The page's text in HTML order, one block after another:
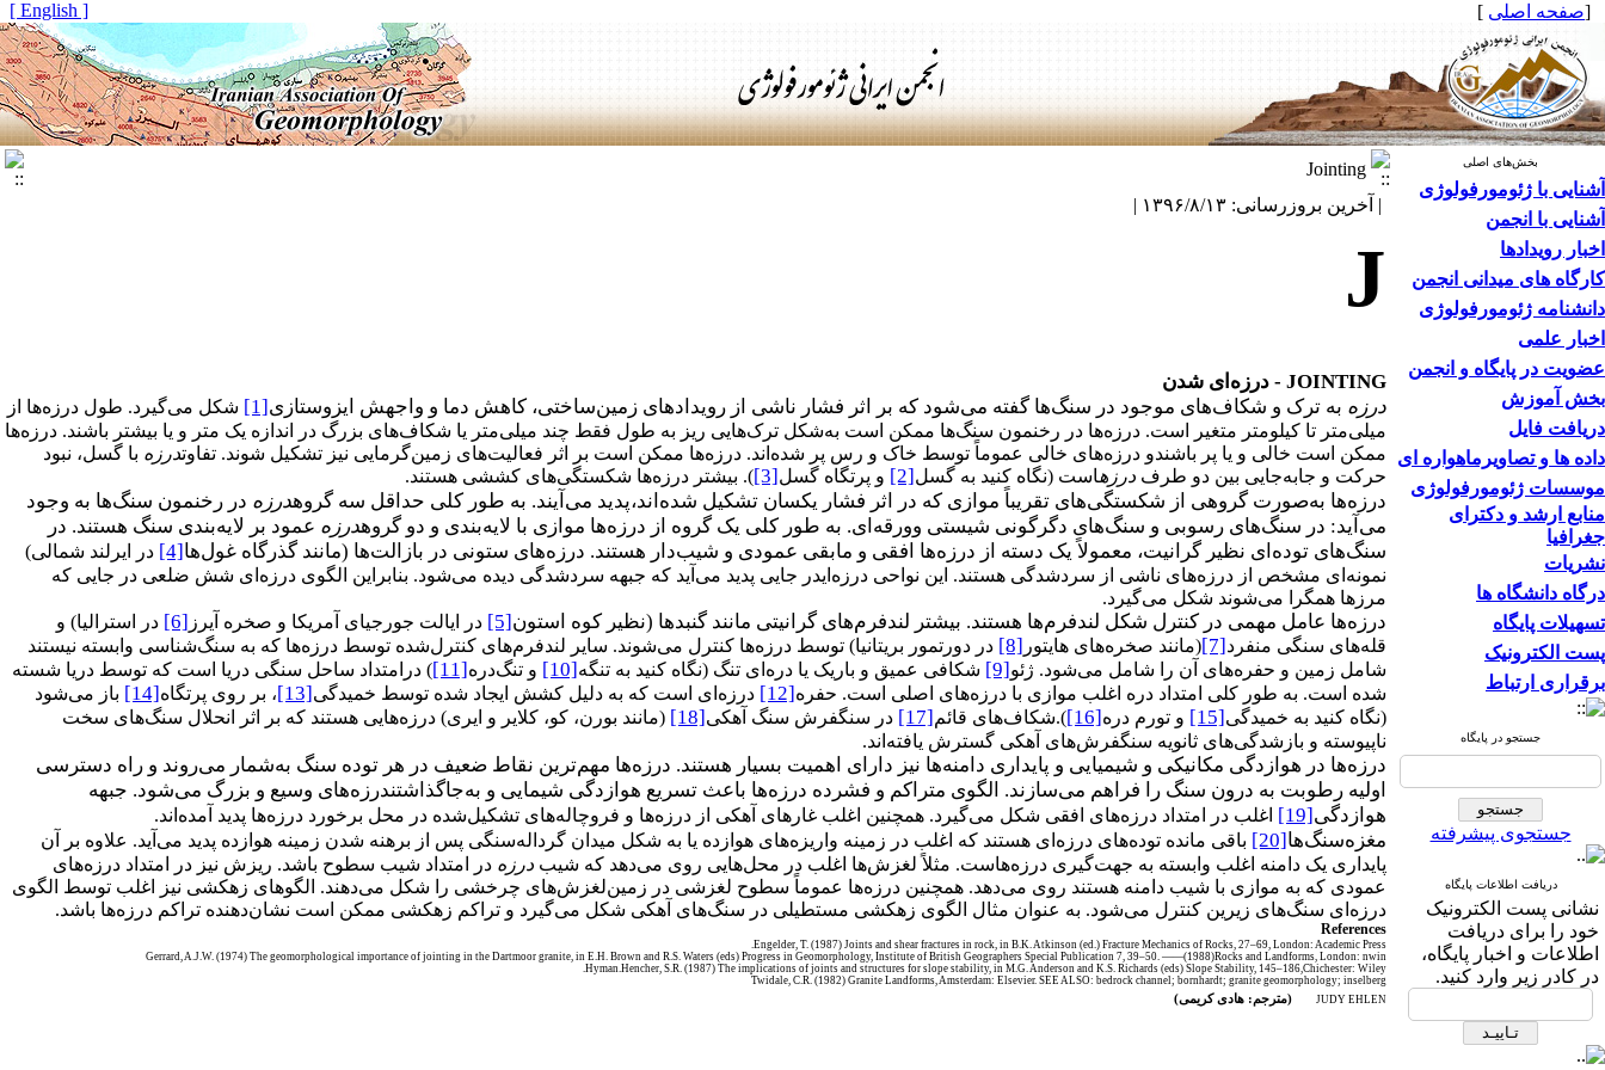
[صفحه اصلی ]
[ English ]
بخش‌های اصلی
آشنایی با ژئومورفولوژی
آشنایی با انجمن
اخبار رویدادها
کارگاه های میدانی انجمن
دانشنامه ژئومورفولوژی
اخبار علمی
عضویت در پایگاه و انجمن
بخش آموزش
دریافت فایل
داده ها و تصاویرماهواره ای
موسسات ژئومورفولوژی
منابع ارشد و دکترای
جغرافیا
نشریات
درگاه دانشگاه ها
تسهیلات پایگاه
پست الکترونیک
برقراری ارتباط
جستجو در پایگاه
جستجوی پیشرفته
دریافت اطلاعات پایگاه
نشانی پست الکترونیک
خود را برای دریافت
اطلاعات و اخبار پایگاه،
در کادر زیر وارد کنید.
Jointing
| آخرین بروزرسانی: ۱۳۹۶/۸/۱۳ |
J
JOINTING - درزه‌ای شدن
درزه به ترک و شکاف‌های موجود در سنگ‌ها گفته می‌شود که بر اثر فشار ناشی از رویدادهای زمین‌ساختی، کاهش دما و واجهش ایزوستازی[1] شکل می‌گیرد. طول درزه‌ها از
میلی‌متر تا کیلومتر متغیر است. درزه‌ها در رخنمون سنگ‌ها ممکن است به‌شکل ترک‌هایی ریز به طول فقط چند میلی‌متر یا شکاف‌های بزرگ در اندازه یک متر و یا بیشتر باشند. درزه‌ها
ممکن است خالی و یا پر باشندو درزه‌های خالی عموماً توسط خاک و رس پر شده‌اند. درزه‌ها ممکن است بر اثر فعالیت‌های زمین‌گرمایی نیز تشکیل شوند. تفاوتدرزه ‌ با گسل، نبود
حرکت و جابه‌جایی بین دو طرف درزهاست (نگاه کنید به گسل[2] و پرتگاه گسل[3]). بیشتر درزه‌ها شکستگی‌های کششی هستند.
درزه‌ها به‌صورت گروهی از شکستگی‌های تقریباً موازی که در اثر فشار یکسان تشکیل شده‌اند،پدید می‌آیند. به طور کلی حداقل سه گروهدرزه ‌ در رخنمون سنگ‌ها به وجود
می‌آید: در سنگ‌های رسوبی و سنگ‌های دگرگونی شیستی وورقه‌ای. به طور کلی یک گروه از درزه‌ها موازی با لایه‌بندی و دو گروهدرزه عمود بر لایه‌بندی سنگ هستند. در
سنگ‌های توده‌ای نظیر گرانیت، معمولاً یک دسته از درزه‌ها افقی و مابقی عمودی و شیب‌دار هستند. درزه‌های ستونی در بازالت‌ها (مانند گذرگاه غول‌ها[4] در ایرلند شمالی)
نمونه‌ای مشخص از درزه‌های ناشی از سردشدگی هستند. این نواحی درزه‌ایدر جایی پدید می‌آید که جبهه سردشدگی دیده می‌شود. بنابراین الگوی درزه‌ای شش ضلعی در جایی که
مرزها همگرا می‌شوند شکل می‌گیرد.
درزه‌ها عامل مهمی در کنترل شکل لندفرم‌ها هستند. بیشتر لندفرم‌های گرانیتی مانند گنبدها (نظیر کوه استون[5] در ایالت جورجیای آمریکا و صخره آیرز [6] در استرالیا) و
قله‌های سنگی منفرد[7](مانند صخره‌های هایتور [8] در دورتمور بریتانیا) توسط درزه‌ها کنترل می‌شوند. سایر لندفرم‌های کنترل‌شده توسط درزه‌ها که به سنگ‌شناسی وابسته نیستند
شامل زمین و حفره‌های آن را شامل می‌شود. ژئو[9] شکافی عمیق و باریک یا دره‌ای تنگ (نگاه کنید به تنگه[10] و تنگ‌دره[11]) درامتداد ساحل سنگی دریا است که توسط دریا شسته
شده است. به طور کلی امتداد دره‌ اغلب موازی با درزه‌های اصلی است. حفره[12] درزه‌ای است که به دلیل کشش ایجاد شده توسط خمیدگی[13]، بر روی پرتگاه[14] باز می‌شود
(نگاه کنید به خمیدگی[15] و تورم دره[16]).شکاف‌های قائم[17] در سنگفرش سنگ آهکی[18] (مانند بورن، کو، کلایر و ایری) درزه‌هایی هستند که بر اثر انحلال سنگ‌های سخت
ناپیوسته و بازشدگی‌های ثانویه سنگفرش‌های آهکی گسترش یافته‌اند.
درزه‌ها در هوازدگی مکانیکی و شیمیایی و پایداری دامنه‌ها نیز دارای اهمیت بسیار هستند. درزه‌ها مهم‌ترین نقاط ضعیف در هر توده سنگ به‌شمار می‌روند و راه دسترسی
اولیه رطوبت به درون سنگ را فراهم می‌سازند. الگوی متراکم و فشرده درزه‌ها باعث تسریع هوازدگی شیمایی و به‌جاگذاشتندرزه‌های وسیع و بزرگ می‌شود. جبهه
هوازدگی[19] اغلب در امتداد درزه‌های افقی شکل می‌گیرد. همچنین اغلب غارهای آهکی از درزه‌ها و فروچاله‌های تشکیل‌شده در محل برخورد درزه‌ها پدید آمده‌اند.
مغزه‌سنگ‌ها[20] باقی مانده توده‌های درزه‌ای هستند که اغلب در زمینه واریزه‌های هوازده یا به شکل میدان گرداله‌سنگی پس از برهنه شدن زمینه هوازده پدید می‌آید. علاوه بر آن
پایداری یک دامنه اغلب وابسته به جهت‌گیری درزه‌هاست. مثلاً لغزش‌ها اغلب در محل‌هایی روی می‌دهد که شیب درزه در امتداد شیب سطوح باشد. ریزش نیز در امتداد درزه‌های
عمودی که به موازی با شیب دامنه هستند روی می‌دهد. همچنین درزه‌ها عموماً سطوح لغزشی در زمین‌لغزش‌های چرخشی را شکل می‌دهند. الگوهای زهکشی نیز اغلب توسط الگوی
درزه‌ای سنگ‌های زیرین کنترل می‌شود. به عنوان مثال الگوی زهکشی مستطیلی در سنگ‌های آهکی شکل می‌گیرد و تراکم زهکشی ممکن است نشان‌دهنده تراکم درزه‌ها باشد.
References
Engelder, T. (1987) Joints and shear fractures in rock, in B.K. Atkinson (ed.) Fracture Mechanics of Rocks, 27–69, London: Academic Press.
Gerrard, A.J.W. (1974) The geomorphological importance of jointing in the Dartmoor granite, in E.H. Brown and R.S. Waters (eds) Progress in Geomorphology, Institute of British Geographers Special Publication 7, 39–50. ——(1988)Rocks and Landforms, London: nwin
Hyman.Hencher, S.R. (1987) The implications of joints and structures for slope stability, in M.G. Anderson and K.S. Richards (eds) Slope Stability, 145–186,Chichester: Wiley.
Twidale, C.R. (1982) Granite Landforms, Amsterdam: Elsevier. SEE ALSO: bedrock channel; bornhardt; granite geomorphology; inselberg
JUDY EHLEN
(مترجم: هادی کریمی)